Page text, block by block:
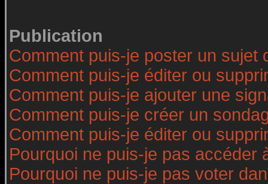
Publication
Comment puis-je poster un sujet
Comment puis-je éditer ou
Comment puis-je ajouter une
Comment puis-je créer un
Comment puis-je éditer ou
Pourquoi ne puis-je pas accéder
Pourquoi ne puis-je pas voter